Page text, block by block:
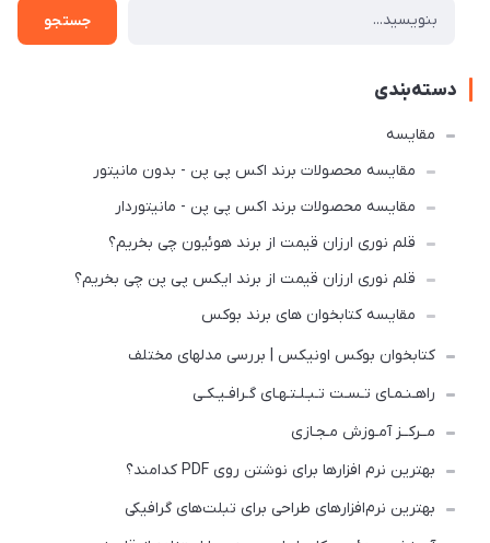
جستجو
دسته‌بندی
مقایسه
مقایسه محصولات برند اکس پی پن - بدون مانیتور
مقایسه محصولات برند اکس پی پن - مانیتوردار
قلم نوری ارزان قیمت از برند هوئیون چی بخریم؟
قلم نوری ارزان قیمت از برند ایکس پی پن چی بخریم؟
مقایسه کتابخوان های برند بوکس
کتابخوان بوکس اونیکس | بررسی مدلهای مختلف
راهـنـمـای تـسـت تـبـلـتـهـای گـرافـیـکـی
مــرکــز آمـوزش مـجـازی
بهترین نرم افزارها برای نوشتن روی PDF کدامند؟
بهترین نرم‌افزارهای طراحی برای تبلت‌های گرافیکی